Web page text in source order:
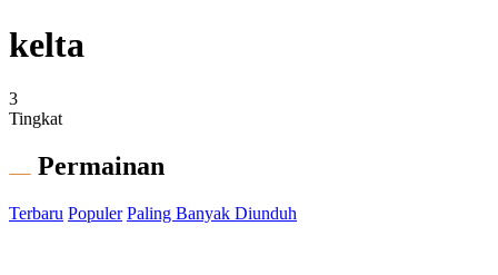
kelta
3
Tingkat
Permainan
Terbaru Populer Paling Banyak Diunduh